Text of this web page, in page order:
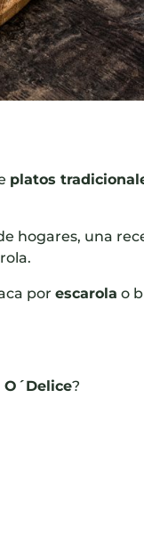
platos
hogares, una
porescarola o
O´Delice?